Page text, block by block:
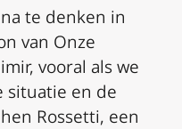
te denken in
van Onze
vooral als we
situatie en de
Rossetti, een